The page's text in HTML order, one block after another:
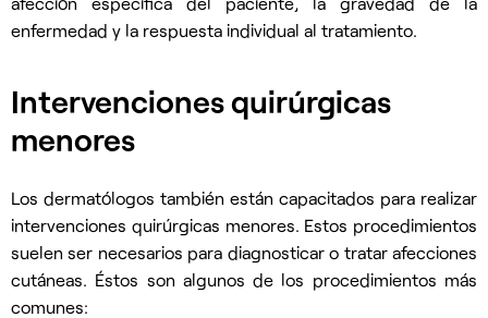
enfermedad y la respuesta individual al tratamiento.
Intervenciones quirúrgicas
menores
Los dermatólogos también están capacitados para realizar
intervenciones quirúrgicas menores. Estos procedimientos
suelen ser necesarios para diagnosticar o tratar afecciones
cutáneas. Éstos son algunos de los procedimientos más
comunes: